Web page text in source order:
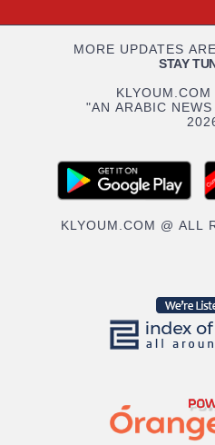
MORE UPDATES
STAY
"AN ARABIC
KLYOUM.COM @ ALL